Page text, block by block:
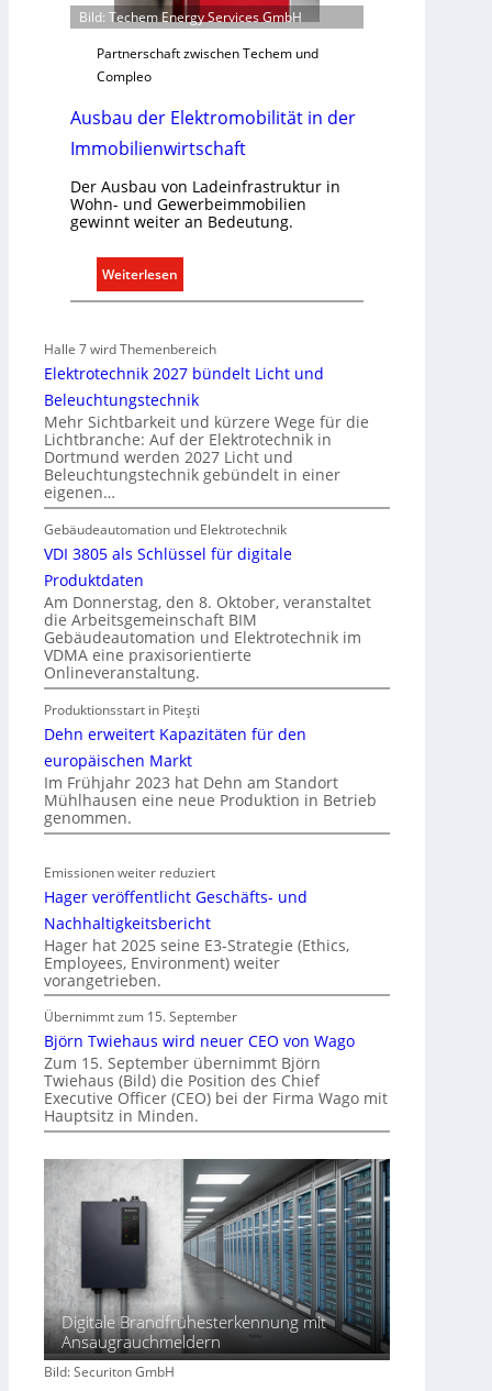
r
e
g
n
n
m
S
y
t
e
m
.
Bild: Techem Energy Services GmbH
Partnerschaft zwischen Techem und
Compleo
Ausbau der Elektromobilität in der
Immobilienwirtschaft
Der Ausbau von Ladeinfrastruktur in
Wohn- und Gewerbeimmobilien
gewinnt weiter an Bedeutung.
Weiterlesen
A
b
u
d
e
r
E
l
e
t
r
o
m
o
b
i
l
i
t
i
n
d
e
r
m
m
o
b
i
l
w
s
c
h
Halle 7 wird Themenbereich
Elektrotechnik 2027 bündelt Licht und
Beleuchtungstechnik
Mehr Sichtbarkeit und kürzere Wege für die
Lichtbranche: Auf der Elektrotechnik in
Dortmund werden 2027 Licht und
Beleuchtungstechnik gebündelt in einer
eigenen…
Gebäudeautomation und Elektrotechnik
VDI 3805 als Schlüssel für digitale
Produktdaten
Am Donnerstag, den 8. Oktober, veranstaltet
die Arbeitsgemeinschaft BIM
Gebäudeautomation und Elektrotechnik im
VDMA eine praxisorientierte
Onlineveranstaltung.
Produktionsstart in Piteşti
Dehn erweitert Kapazitäten für den
europäischen Markt
Im Frühjahr 2023 hat Dehn am Standort
Mühlhausen eine neue Produktion in Betrieb
genommen.
Emissionen weiter reduziert
Hager veröffentlicht Geschäfts- und
Nachhaltigkeitsbericht
Hager hat 2025 seine E3-Strategie (Ethics,
Employees, Environment) weiter
vorangetrieben.
Übernimmt zum 15. September
Björn Twiehaus wird neuer CEO von Wago
Zum 15. September übernimmt Björn
Twiehaus (Bild) die Position des Chief
Executive Officer (CEO) bei der Firma Wago mit
Hauptsitz in Minden.
Digitale Brandfrühesterkennung mit
Ansaugrauchmeldern
Bild: Securiton GmbH